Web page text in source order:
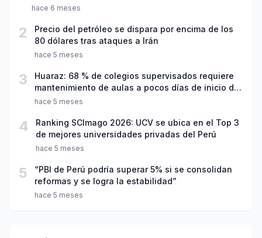
hace 6 meses
2
Precio del petróleo se dispara por encima de los
80 dólares tras ataques a Irán
hace 5 meses
3
Huaraz: 68 % de colegios supervisados requiere
mantenimiento de aulas a pocos días de inicio del
año escolar 2026
hace 5 meses
4
Ranking SCImago 2026: UCV se ubica en el Top 3
de mejores universidades privadas del Perú
hace 5 meses
5
“PBI de Perú podría superar 5% si se consolidan
reformas y se logra la estabilidad”
hace 5 meses